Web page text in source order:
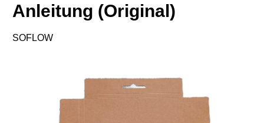
Anleitung (Original)
SOFLOW
Bildergalerie überspringen